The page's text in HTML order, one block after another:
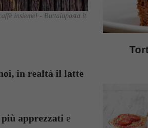
insieme! - Buttalapasta.it
in realtà il latte
più apprezzati e